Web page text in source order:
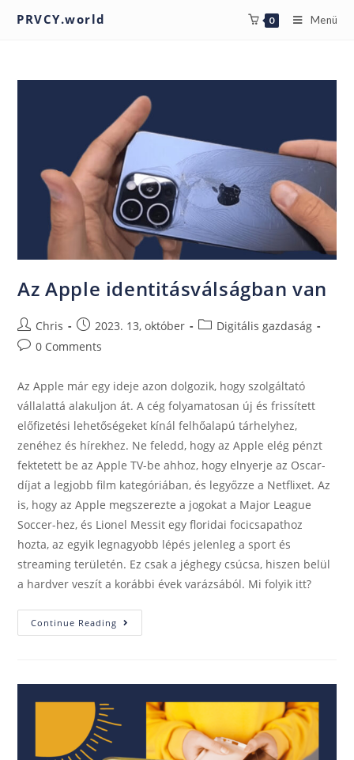
PRVCY.world 0 Menü
Az Apple identitásválságban van
Chris 2023. 13, október
Digitális gazdaság
0 Comments
Az Apple már egy ideje azon dolgozik, hogy szolgáltató
vállalattá alakuljon át. A cég folyamatosan új és frissített
előfizetési lehetőségeket kínál felhőalapú tárhelyhez,
zenéhez és hírekhez. Ne feledd, hogy az Apple elég pénzt
fektetett be az Apple TV-be ahhoz, hogy elnyerje az Oscar-
díjat a legjobb film kategóriában, és legyőzze a Netflixet. Az
is, hogy az Apple megszerezte a jogokat a Major League
Soccer-hez, és Lionel Messit egy floridai focicsapathoz
hozta, az egyik legnagyobb lépés jelenleg a sport és
streaming területén. Ez csak a jéghegy csúcsa, hiszen belül
a hardver veszít a korábbi évek varázsából. Mi folyik itt?
Continue Reading